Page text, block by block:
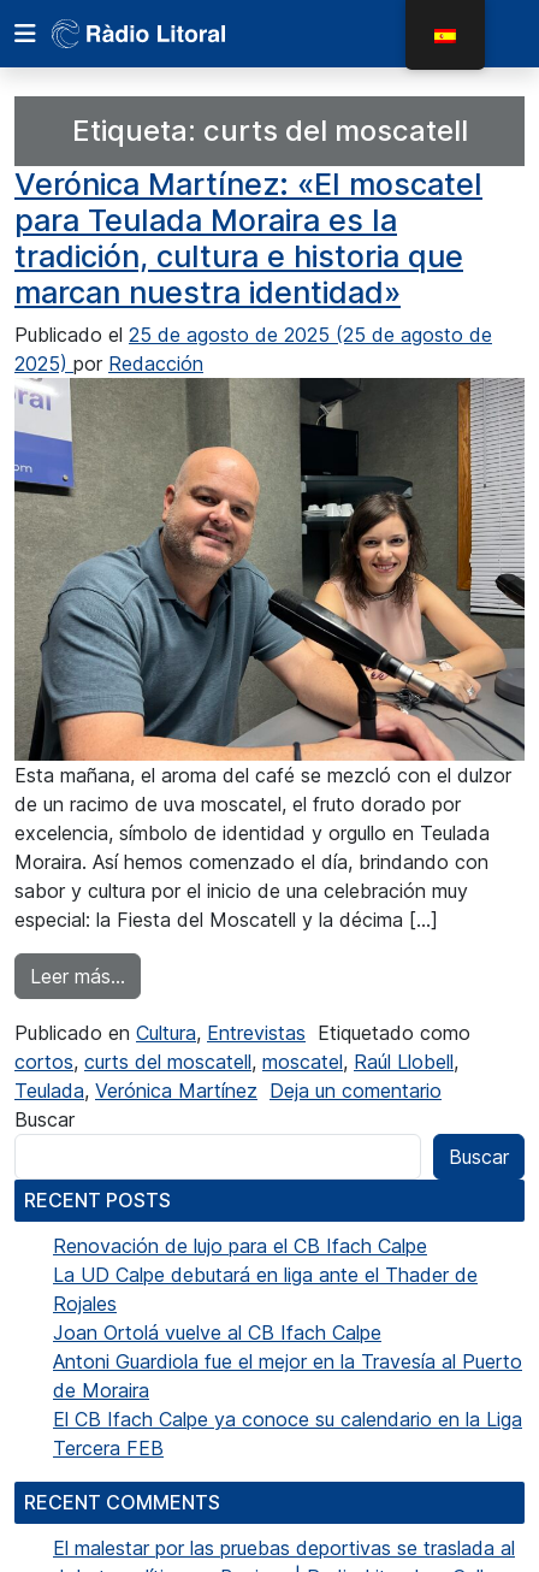
Etiqueta: curts del moscatell
Verónica Martínez: «El moscatel
para Teulada Moraira es la
tradición, cultura e historia que
marcan nuestra identidad»
Publicado el 25 de agosto de 2025 (25 de agosto de
2025) por Redacción
Esta mañana, el aroma del café se mezcló con el dulzor
de un racimo de uva moscatel, el fruto dorado por
excelencia, símbolo de identidad y orgullo en Teulada
Moraira. Así hemos comenzado el día, brindando con
sabor y cultura por el inicio de una celebración muy
especial: la Fiesta del Moscatell y la décima […]
Leer más…
Publicado en Cultura, Entrevistas Etiquetado como
cortos, curts del moscatell, moscatel, Raúl Llobell,
Teulada, Verónica Martínez Deja un comentario
Buscar
Buscar
RECENT POSTS
Renovación de lujo para el CB Ifach Calpe
La UD Calpe debutará en liga ante el Thader de
Rojales
Joan Ortolá vuelve al CB Ifach Calpe
Antoni Guardiola fue el mejor en la Travesía al Puerto
de Moraira
El CB Ifach Calpe ya conoce su calendario en la Liga
Tercera FEB
RECENT COMMENTS
El malestar por las pruebas deportivas se traslada al